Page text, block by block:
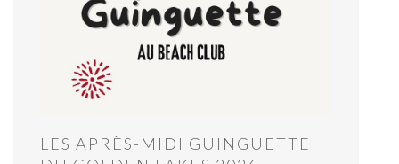
LES APRÈS-MIDI GUINGUETTE